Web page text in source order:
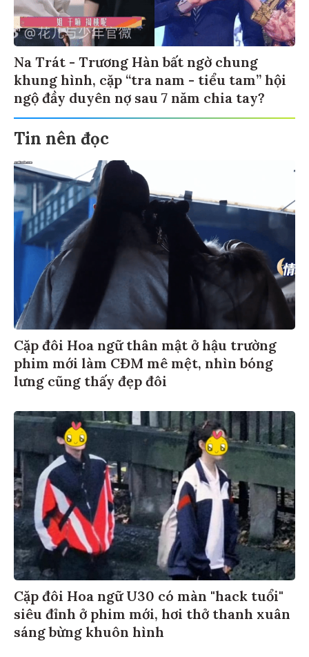
Na Trát - Trương Hàn bất ngờ chung
khung hình, cặp “tra nam - tiểu tam” hội
ngộ đầy duyên nợ sau 7 năm chia tay?
Tin nên đọc
Cặp đôi Hoa ngữ thân mật ở hậu trường
phim mới làm CĐM mê mệt, nhìn bóng
lưng cũng thấy đẹp đôi
Cặp đôi Hoa ngữ U30 có màn "hack tuổi"
siêu đỉnh ở phim mới, hơi thở thanh xuân
sáng bừng khuôn hình